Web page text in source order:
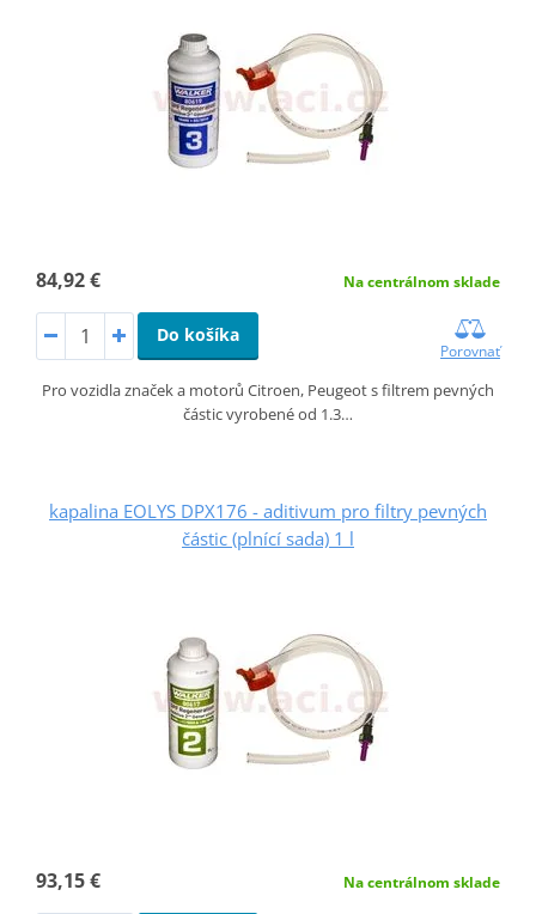
84,92 € Na centrálnom sklade
Do košíka
Porovnať
Pro vozidla značek a motorů Citroen, Peugeot s filtrem pevných
částic vyrobené od 1.3…
kapalina EOLYS DPX176 - aditivum pro filtry pevných
částic (plnící sada) 1 l
93,15 € Na centrálnom sklade